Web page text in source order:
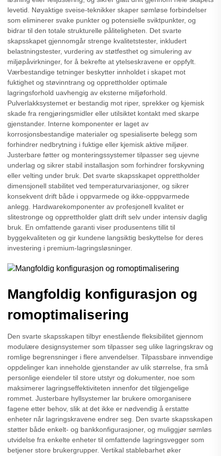
levetid. Nøyaktige sveise-teknikker skaper sømløse forbindelser
som eliminerer svake punkter og potensielle sviktpunkter, og
bidrar til den totale strukturelle påliteligheten. Det svarte
skapsskapet gjennomgår strenge kvalitetstester, inkludert
belastningstester, vurdering av støtfesthet og simulering av
miljøpåvirkninger, for å bekrefte at ytelseskravene er oppfylt.
Værbestandige tetninger beskytter innholdet i skapet mot
fuktighet og støvinntrang og opprettholder optimale
lagringsforhold uavhengig av eksterne miljøforhold.
Pulverlakksystemet er bestandig mot riper, sprekker og kjemisk
skade fra rengjøringsmidler eller utilsiktet kontakt med skarpe
gjenstander. Interne komponenter er laget av
korrosjonsbestandige materialer og spesialiserte belegg som
forhindrer nedbrytning i fuktige eller kjemisk aktive miljøer.
Justerbare føtter og monteringssystemer tilpasser seg ujevne
underlag og sikrer stabil installasjon som forhindrer forskyvning
eller velting under bruk. Det svarte skapsskapet opprettholder
dimensjonell stabilitet ved temperaturvariasjoner, og sikrer
konsekvent drift både i oppvarmede og ikke-opppvarmede
anlegg. Hardwarekomponenter av profesjonell kvalitet er
slitestronge og opprettholder glatt drift selv under intensiv daglig
bruk. En omfattende garanti viser produsentens tillit til
byggekvaliteten og gir kundene langsiktig beskyttelse for deres
investering i premium-lagringsløsninger.
Mangfoldig konfigurasjon og
romoptimalisering
Den svarte skapsskapen tilbyr enestående fleksibilitet gjennom
modulære designsystemer som tilpasser seg ulike lagringskrav og
romlige begrensninger i flere anvendelser. Tilpassbare innvendige
oppdelinger kan inneholde gjenstander av ulik størrelse, fra små
personlige eiendeler til store utstyr og dokumenter, noe som
maksimerer lagringseffektiviteten innenfor det tilgjengelige
rommet. Justerbare hyllsystemer lar brukere omorganisere
fagene etter behov, slik at det ikke er nødvendig å erstatte
enheter når lagringskravene endrer seg. Den svarte skapsskapen
støtter både enkelt- og bankkonfigurasjoner, og muliggjør sømløs
utvidelse fra enkelte enheter til omfattende lagringsvegger som
betjener store brukergrupper. Vertikal stablebarhet øker